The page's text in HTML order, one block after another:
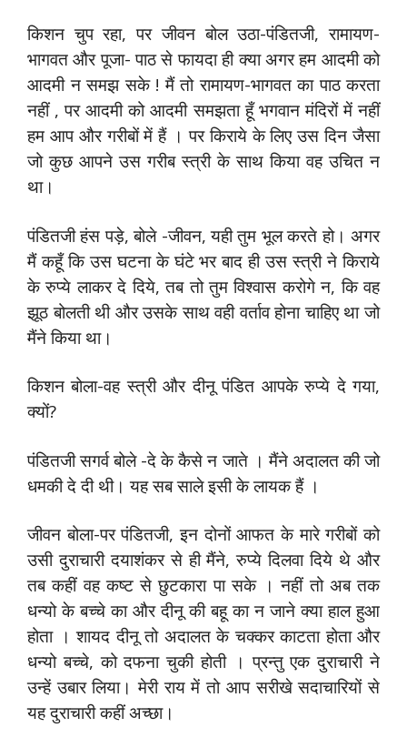
किशन चुप रहा, पर जीवन बोल उठा-पंडितजी, रामायण-
भागवत और पूजा- पाठ से फायदा ही क्या अगर हम आदमी को
आदमी न समझ सके ! मैं तो रामायण-भागवत का पाठ करता
नहीं , पर आदमी को आदमी समझता हूँ भगवान मंदिरों में नहीं
हम आप और गरीबों में हैं । पर किराये के लिए उस दिन जैसा
जो कुछ आपने उस गरीब स्त्री के साथ किया वह उचित न
था।
पंडितजी हंस पड़े, बोले -जीवन, यही तुम भूल करते हो। अगर
मैं कहूँ कि उस घटना के घंटे भर बाद ही उस स्त्री ने किराये
के रुप्ये लाकर दे दिये, तब तो तुम विश्वास करोगे न, कि वह
झूठ बोलती थी और उसके साथ वही वर्ताव होना चाहिए था जो
मैंने किया था।
किशन बोला-वह स्त्री और दीनू पंडित आपके रुप्ये दे गया,
क्यों?
पंडितजी सगर्व बोले -दे के कैसे न जाते । मैंने अदालत की जो
धमकी दे दी थी। यह सब साले इसी के लायक हैं ।
जीवन बोला-पर पंडितजी, इन दोनों आफत के मारे गरीबों को
उसी दुराचारी दयाशंकर से ही मैंने, रुप्ये दिलवा दिये थे और
तब कहीं वह कष्ट से छुटकारा पा सके । नहीं तो अब तक
धन्यो के बच्चे का और दीनू की बहू का न जाने क्या हाल हुआ
होता । शायद दीनू तो अदालत के चक्कर काटता होता और
धन्यो बच्चे, को दफना चुकी होती । प्रन्तु एक दुराचारी ने
उन्हें उबार लिया। मेरी राय में तो आप सरीखे सदाचारियों से
यह दुराचारी कहीं अच्छा।